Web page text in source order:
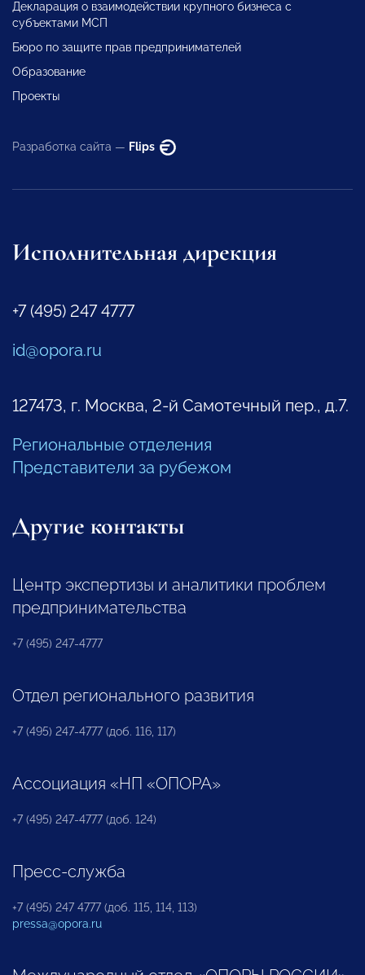
Декларация о взаимодействии крупного бизнеса с
субъектами МСП
Бюро по защите прав предпринимателей
Образование
Проекты
Разработка сайта — Flips
Исполнительная дирекция
+7 (495) 247 4777
id@opora.ru
127473, г. Москва, 2-й Самотечный пер., д.7.
Региональные отделения
Представители за рубежом
Другие контакты
Центр экспертизы и аналитики проблем
предпринимательства
+7 (495) 247-4777
Отдел регионального развития
+7 (495) 247-4777 (доб. 116, 117)
Ассоциация «НП «ОПОРА»
+7 (495) 247-4777 (доб. 124)
Пресс-служба
+7 (495) 247 4777 (доб. 115, 114, 113)
pressa@opora.ru